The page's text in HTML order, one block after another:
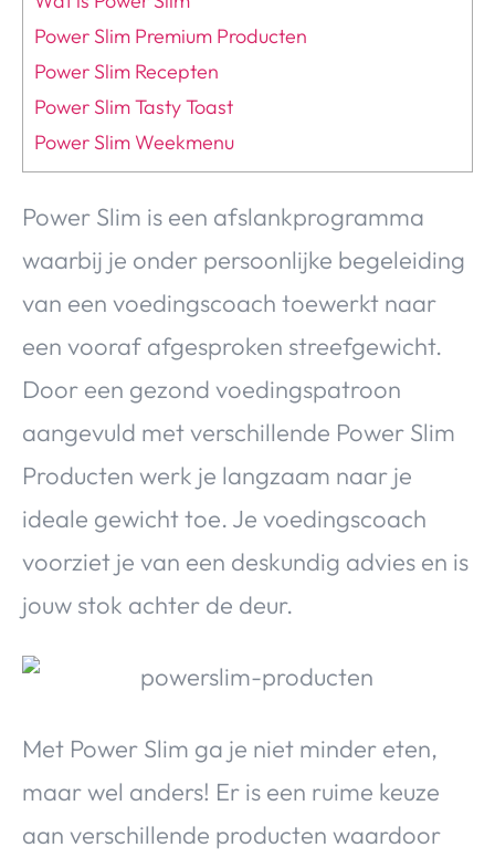
Power Slim Premium Producten
Power Slim Recepten
Power Slim Tasty Toast
Power Slim Weekmenu
Power Slim is een afslankprogramma
waarbij je onder persoonlijke begeleiding
van een voedingscoach toewerkt naar
een vooraf afgesproken streefgewicht.
Door een gezond voedingspatroon
aangevuld met verschillende Power Slim
Producten werk je langzaam naar je
ideale gewicht toe. Je voedingscoach
voorziet je van een deskundig advies en is
jouw stok achter de deur.
Met Power Slim ga je niet minder eten,
maar wel anders! Er is een ruime keuze
aan verschillende producten waardoor